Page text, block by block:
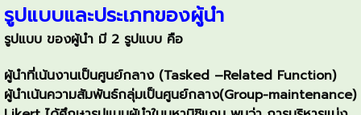
รูปแบบและประเภทของผู้นำ
รูปแบบ ของผู้นำ มี 2 รูปแบบ คือ
ผู้นำที่เน้นงานเป็นศูนย์กลาง (Tasked –Related Function)
ผู้นำเน้นความสัมพันธ์กลุ่มเป็นศูนย์กลาง(Group-maintenance)